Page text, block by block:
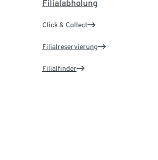
Filialabholung
Click & Collect
Filialreservierung
Filialfinder